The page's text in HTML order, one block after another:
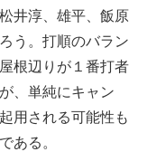
井淳、雄平、飯原
う。打順のバラン
根辺りが１番打者
、単純にキャン
用される可能性も
ある。